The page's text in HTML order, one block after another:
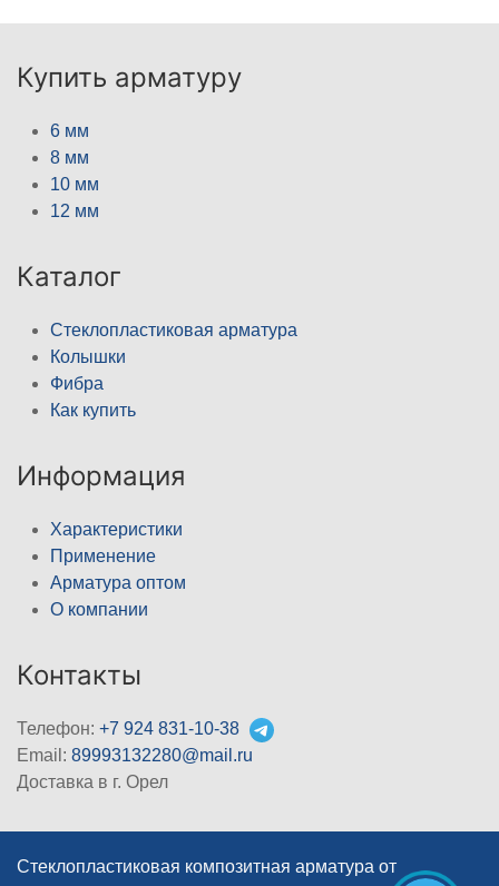
Купить арматуру
6 мм
8 мм
10 мм
12 мм
Каталог
Стеклопластиковая арматура
Колышки
Фибра
Как купить
Информация
Характеристики
Применение
Арматура оптом
О компании
Контакты
Телефон: +7 924 831-10-38
Email: 89993132280@mail.ru
Доставка в г. Орел
Стеклопластиковая композитная арматура от